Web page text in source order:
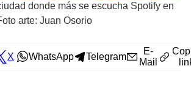
donde más se escucha Spotify en
arte: Juan Osorio
X WhatsApp Telegram
E-
Mail